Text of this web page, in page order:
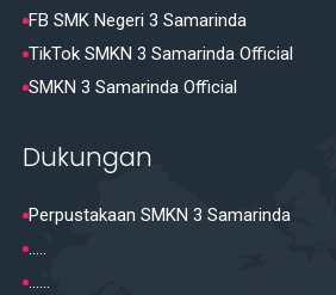
FB SMK Negeri 3 Samarinda
TikTok SMKN 3 Samarinda Official
SMKN 3 Samarinda Official
Dukungan
Perpustakaan SMKN 3 Samarinda
.....
......